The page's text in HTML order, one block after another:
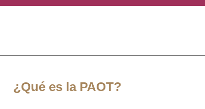
¿Qué es la PAOT?